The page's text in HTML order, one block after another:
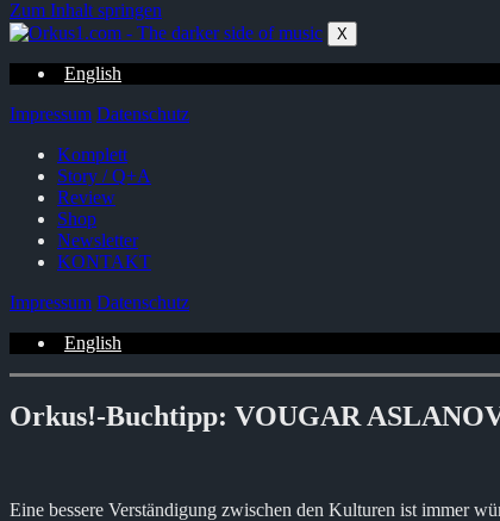
Zum Inhalt springen
X
English
Impressum Datenschutz
Komplett
Story / Q+A
Review
Shop
Newsletter
KONTAKT
Impressum Datenschutz
English
Orkus!-Buchtipp: VOUGAR
Eine bessere Verständigung zwischen den Kulturen ist immer